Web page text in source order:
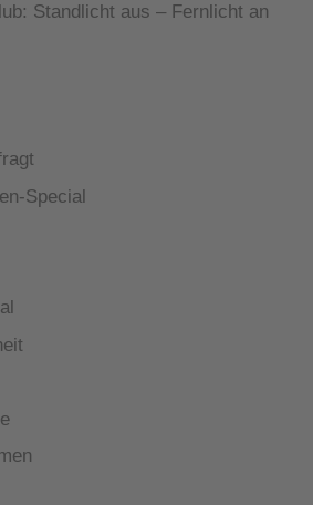
Standlicht aus – Fernlicht an
Special